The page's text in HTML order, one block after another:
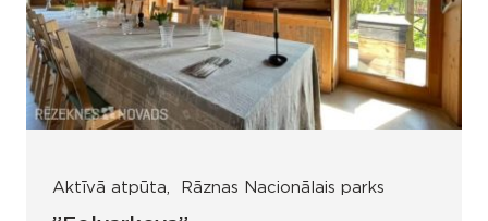
Aktīvā atpūta Rāznas Nacionālais parks